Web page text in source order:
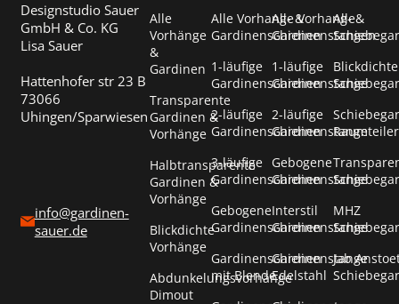
Designstudio Sauer
GmbH & Co. KG
Lisa Sauer
Hattenhofer str 23 B
73066
Uhingen/Sparwiesen
info@gardinen-
sauer.de
Alle
Vorhänge
&
Gardinen
Transparente
Gardinen &
Vorhänge
Halbtransparente
Gardinen &
Vorhänge
Blickdichte
Vorhänge
Abdunkelungsvorhänge
Dimout
Alle Vorhang- &
Gardinenschienen
1-läufige
Gardinenschienen
2-läufige
Gardinenschienen
3-läufige
Gardinenschienen
Gebogene
Gardinenschienen
Gardinenschienen
mit Blende
Alle Vorhang- &
Gardinenstangen
1-läufige
Gardinenstange
2-läufige
Gardinenstange
Gebogene
Gardinenstange
Interstil
Gardinenstange
Gardinenstange
Edelstahl
Alle
Blickdichte
Raumteiler
MHZ
Jab